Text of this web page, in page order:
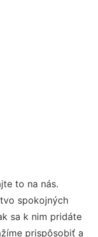
to na nás.
spokojných
sa k nim pridáte
prispôsobiť a